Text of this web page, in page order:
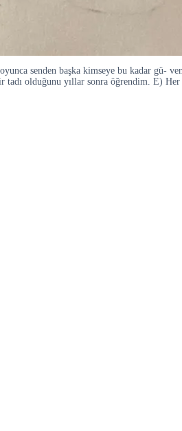
senden başka kimseye bu kadar gü-
olduğunu yıllar sonra öğrendim. E) Her